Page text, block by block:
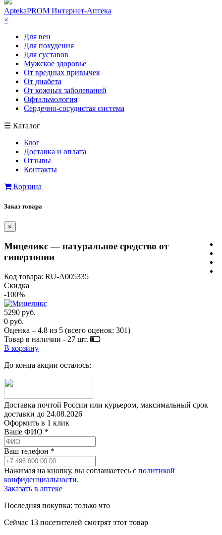
AptekaPROM Интернет-Аптека
×
Для вен
Для похудения
Для суставов
Мужское здоровье
От вредных привычек
От диабета
От кожных заболеваний
Офтальмология
Сердечно-сосудистая система
☰ Каталог
Блог
Доставка и оплата
Отзывы
Контакты
Корзина
Заказ товара
×
Мицеликс — натуральное средство от
гипертонии
Код товара: RU-A005335
Скидка
-100%
5290 руб.
0 руб.
Оценка – 4.8 из 5 (всего оценок: 301)
Товар в наличии - 27 шт.
В корзину
До конца акции осталось:
Доставка почтой России или курьером, максимальный срок
доставки до 24.08.2026
Оформить в 1 клик
Ваше ФИО *
Ваш телефон *
Нажимая на кнопку, вы соглашаетесь с политикой
конфиденциальности.
Заказать в аптеке
Последняя покупка: только что
Сейчас 13 посетителей смотрят этот товар